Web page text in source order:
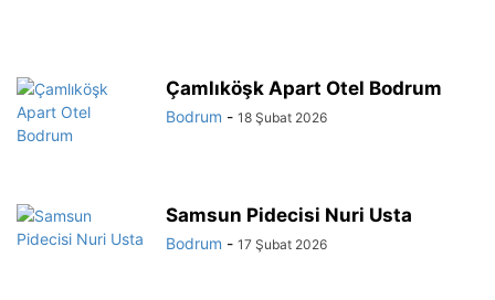
Çamlıköşk Apart Otel Bodrum
Bodrum - 18 Şubat 2026
Samsun Pidecisi Nuri Usta
Bodrum - 17 Şubat 2026